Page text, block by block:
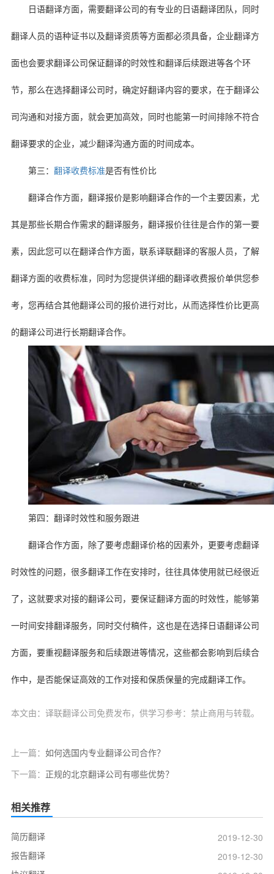
日语翻译方面，需要翻译公司的有专业的日语翻译团队，同时
翻译人员的语种证书以及翻译资质等方面都必须具备，企业翻译方
面也会要求翻译公司保证翻译的时效性和翻译后续跟进等各个环
节，那么在选择翻译公司时，确定好翻译内容的要求，在于翻译公
司沟通和对接方面，就会更加高效，同时也能第一时间排除不符合
翻译要求的企业，减少翻译沟通方面的时间成本。
第三： 翻译收费标准是否有性价比
翻译合作方面，翻译报价是影响翻译合作的一个主要因素，尤
其是那些长期合作需求的翻译服务，翻译报价往往是合作的第一要
素，因此您可以在翻译合作方面，联系译联翻译的客服人员，了解
翻译方面的收费标准，同时为您提供详细的翻译收费报价单供您参
考，您再结合其他翻译公司的报价进行对比，从而选择性价比更高
的翻译公司进行长期翻译合作。
第四：翻译时效性和服务跟进
翻译合作方面，除了要考虑翻译价格的因素外，更要考虑翻译
时效性的问题，很多翻译工作在安排时，往往具体使用就已经很近
了，这就要求对接的翻译公司，要保证翻译方面的时效性，能够第
一时间安排翻译服务，同时交付稿件，这也是在选择日语翻译公司
方面，要重视翻译服务和后续跟进等情况，这些都会影响到后续合
作中，是否能保证高效的工作对接和保质保量的完成翻译工作。
本文由：译联翻译公司免费发布，供学习参考：禁止商用与转载。
上一篇： 如何选国内专业翻译公司合作？
下一篇： 正规的北京翻译公司有哪些优势？
相关推荐
简历翻译
2019-12-30
报告翻译
2019-12-30